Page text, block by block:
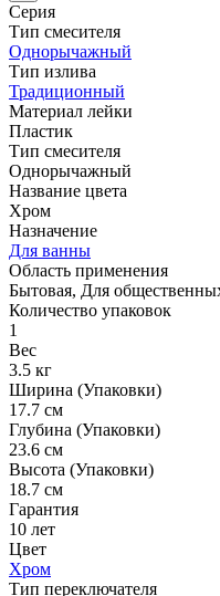
Серия
Тип смесителя
Однорычажный
Тип излива
Традиционный
Материал лейки
Пластик
Тип смесителя
Однорычажный
Название цвета
Хром
Назначение
Для ванны
Область применения
Бытовая, Для
Количество упаковок
1
Вес
3.5 кг
Ширина (Упаковки)
17.7 см
Глубина (Упаковки)
23.6 см
Высота (Упаковки)
18.7 см
Гарантия
10 лет
Цвет
Хром
Тип переключателя